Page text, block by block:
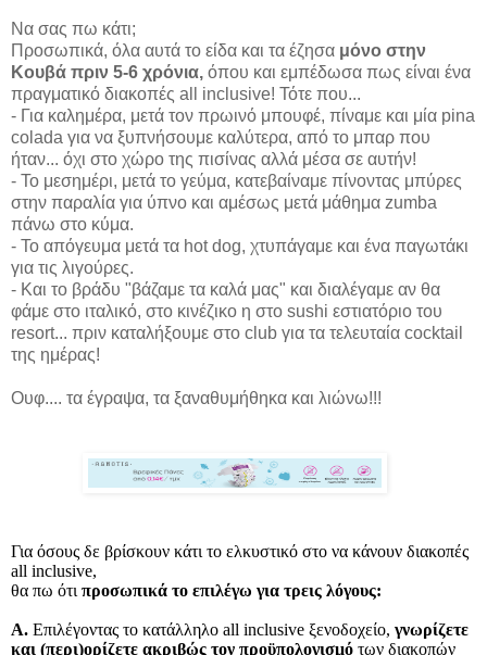
Να σας πω κάτι;
Προσωπικά, όλα αυτά το είδα και τα έζησα μόνο στην
Κουβά πριν 5-6 χρόνια, όπου και εμπέδωσα πως είναι ένα
πραγματικό διακοπές all inclusive! Τότε που...
- Για καλημέρα, μετά τον πρωινό μπουφέ, πίναμε και μία pina
colada για να ξυπνήσουμε καλύτερα, από το μπαρ που
ήταν... όχι στο χώρο της πισίνας αλλά μέσα σε αυτήν!
- Το μεσημέρι, μετά το γεύμα, κατεβαίναμε πίνοντας μπύρες
στην παραλία για ύπνο και αμέσως μετά μάθημα zumba
πάνω στο κύμα.
- Το απόγευμα μετά τα hot dog, χτυπάγαμε και ένα παγωτάκι
για τις λιγούρες.
- Και το βράδυ "βάζαμε τα καλά μας" και διαλέγαμε αν θα
φάμε στο ιταλικό, στο κινέζικο η στο sushi εστιατόριο του
resort... πριν καταλήξουμε στο club για τα τελευταία cocktail
της ημέρας!
Ουφ.... τα έγραψα, τα ξαναθυμήθηκα και λιώνω!!!
Για όσους δε βρίσκουν κάτι το ελκυστικό στο να κάνουν διακοπές
all inclusive,
θα πω ότι προσωπικά το επιλέγω για τρεις λόγους:
Α. Επιλέγοντας το κατάλληλο all inclusive ξενοδοχείο, γνωρίζετε
και (περι)ορίζετε ακριβώς τον προϋπολογισμό των διακοπών